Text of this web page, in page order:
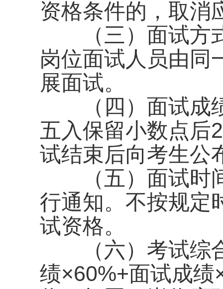
资格条件的，取消
（三）面试方式
岗位面试人员由同
展面试。
（四）面试成绩
五入保留小数点后
试结束后向考生公
（五）面试时间
行通知。不按规定
试资格。
（六）考试综合
绩×60%+面试成